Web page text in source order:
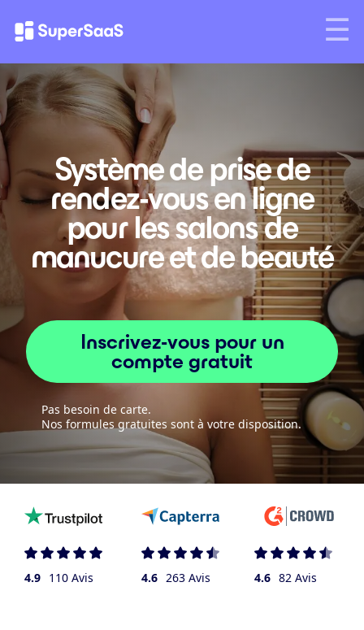
Système de prise de
rendez-vous en ligne
pour les salons de
manucure et de beauté
Inscrivez-vous pour un
compte gratuit
Pas besoin de carte.
Nos formules gratuites sont à votre disposition.
4.9 110 Avis 4.6 263 Avis 4.6 82 Avis